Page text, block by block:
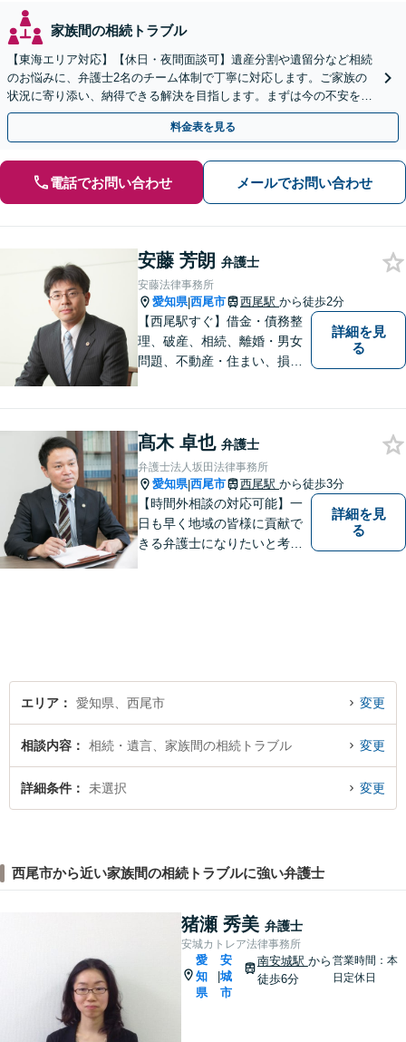
家族間の相続トラブル
【東海エリア対応】【休日・夜間面談可】遺産分割や遺留分など相続
のお悩みに、弁護士2名のチーム体制で丁寧に対応します。ご家族の
状況に寄り添い、納得できる解決を目指します。まずは今の不安をお
聞かせください【メール・WEB相談可】
料金表を見る
電話でお問い合わせ メールでお問い合わせ
安藤 芳朗 弁護士
安藤法律事務所
愛知県|西尾市 西尾駅 から徒歩2分
【西尾駅すぐ】借金・債務整
理、破産、相続、離婚・男女
問題、不動産・住まい、損害
詳細を見
る
髙木 卓也 弁護士
弁護士法人坂田法律事務所
愛知県|西尾市 西尾駅 から徒歩3分
【時間外相談の対応可能】一
日も早く地域の皆様に貢献で
きる弁護士になりたいと考え
詳細を見
る
エリア 愛知県、西尾市 変更
相談内容 相続・遺言、家族間の相続トラブル 変更
詳細条件 未選択 変更
西尾市から近い家族間の相続トラブルに強い弁護士
猪瀬 秀美 弁護士
安城カトレア法律事務所
愛
知
県
|
安
城
市
南安城駅 から
徒歩6分
営業時間：本
日定休日